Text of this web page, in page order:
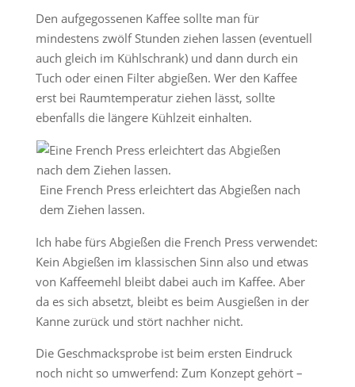
Den aufgegossenen Kaffee sollte man für
mindestens zwölf Stunden ziehen lassen (eventuell
auch gleich im Kühlschrank) und dann durch ein
Tuch oder einen Filter abgießen. Wer den Kaffee
erst bei Raumtemperatur ziehen lässt, sollte
ebenfalls die längere Kühlzeit einhalten.
Eine French Press erleichtert das Abgießen nach
dem Ziehen lassen.
Ich habe fürs Abgießen die French Press verwendet:
Kein Abgießen im klassischen Sinn also und etwas
von Kaffeemehl bleibt dabei auch im Kaffee. Aber
da es sich absetzt, bleibt es beim Ausgießen in der
Kanne zurück und stört nachher nicht.
Die Geschmacksprobe ist beim ersten Eindruck
noch nicht so umwerfend: Zum Konzept gehört –